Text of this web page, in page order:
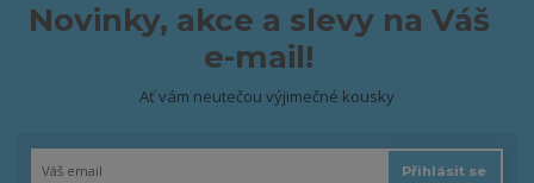
Novinky, akce a slevy na Váš
e-mail!
Ať vám neutečou výjimečné kousky
Přihlásit se